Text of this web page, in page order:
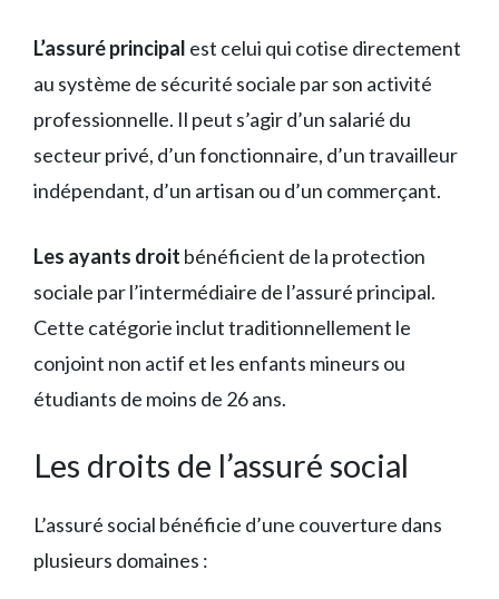
L’assuré principal est celui qui cotise directement
au système de sécurité sociale par son activité
professionnelle. Il peut s’agir d’un salarié du
secteur privé, d’un fonctionnaire, d’un travailleur
indépendant, d’un artisan ou d’un commerçant.
Les ayants droit bénéficient de la protection
sociale par l’intermédiaire de l’assuré principal.
Cette catégorie inclut traditionnellement le
conjoint non actif et les enfants mineurs ou
étudiants de moins de 26 ans.
Les droits de l’assuré social
L’assuré social bénéficie d’une couverture dans
plusieurs domaines :